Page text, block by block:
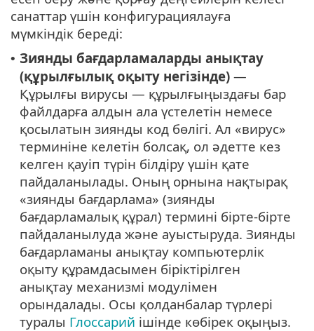
санаттар үшін конфигурациялауға
мүмкіндік береді:
• Зиянды бағдарламаларды анықтау
(құрылғылық оқыту негізінде) —
Құрылғы вирусы — құрылғыңыздағы бар
файлдарға алдын ала үстелетін немесе
қосылатын зиянды код бөлігі. Ал «вирус»
терминіне келетін болсақ, ол әдетте кез
келген қауіп түрін білдіру үшін қате
пайдаланылады. Оның орнына нақтырақ
«зиянды бағдарлама» (зиянды
бағдарламалық құрал) термині бірте-бірте
пайдаланылуда және ауыстыруда. Зиянды
бағдарламаны анықтау компьютерлік
оқыту құрамдасымен біріктірілген
анықтау механизмі модулімен
орындалады. Осы қолданбалар түрлері
туралы Глоссарий ішінде көбірек оқыңыз.